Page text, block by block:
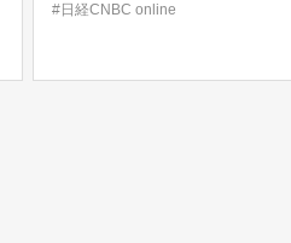
#日経CNBC online